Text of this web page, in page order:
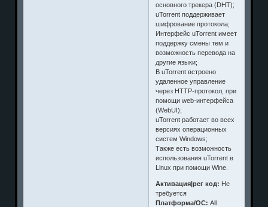
основного трекера (DHT);
uTorrent поддерживает
шифрование протокола;
Интерфейс uTorrent имеет
поддержку смены тем и
возможность перевода на
другие языки;
В uTorrent встроено
удаленное управление
через HTTP-протокол, при
помощи web-интерфейса
(WebUI);
uTorrent работает во всех
версиях операционных
систем Windows;
Также есть возможность
использования uTorrent в
Linux при помощи Wine.
Активация|рег код: Не
требуется
Платформа/ОС: All